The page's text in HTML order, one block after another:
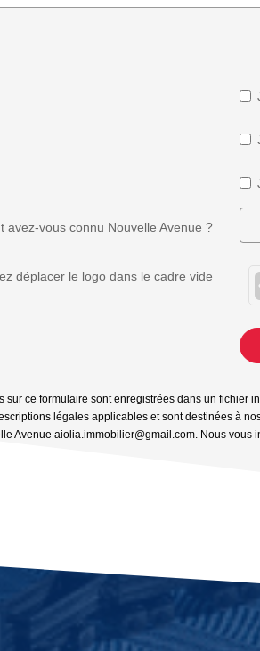
avez-vous connu Nouvelle Avenue ?
déplacer le logo dans le cadre vide
sur ce formulaire sont enregistrées dans un fichier
légales applicables et sont destinées à
Avenue aiolia.immobilier@gmail.com. Nous